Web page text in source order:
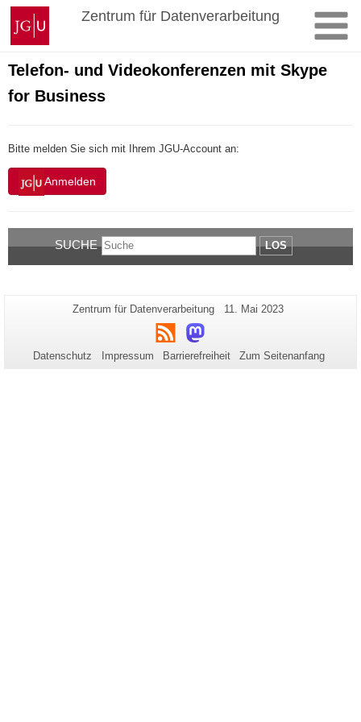
Zum
Inhalt
springen
Johannes
Gutenberg-
Universität
Mainz
Zentrum für Datenverarbeitung
Telefon- und Videokonferenzen mit Skype
for Business
Bitte melden Sie sich mit Ihrem JGU-Account an:
Anmelden
SUCHE LOS
Zusätzliche
Informationen
zu
dieser
Seiten-
Zentrum für Datenverarbeitung
Letzte
11. Mai 2023
RSS Mastodon
Datenschutz Impressum Barrierefreiheit Zum Seitenanfang